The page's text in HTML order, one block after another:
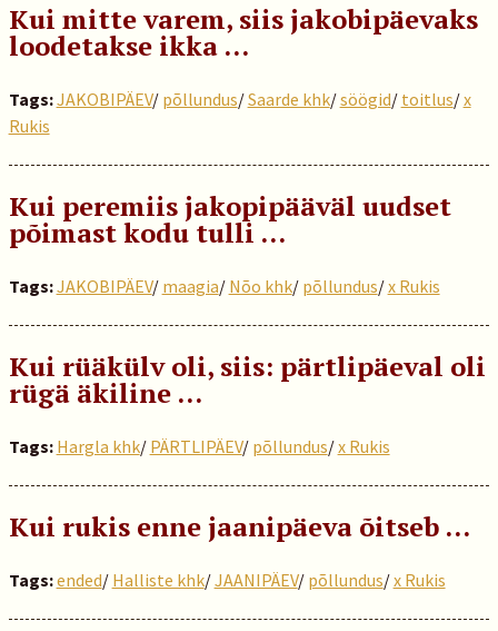
Kui mitte varem, siis jakobipäevaks
loodetakse ikka …
Tags:JAKOBIPÄEV/ põllundus/Saarde khk/söögid/ toitlus/x
Rukis
Kui peremiis jakopipääväl uudset
põimast kodu tulli …
Tags:JAKOBIPÄEV/ maagia/ Nõo khk/ põllundus/x Rukis
Kui rüäkülv oli, siis: pärtlipäeval oli
rügä äkiline …
Tags: Hargla khk/ PÄRTLIPÄEV/ põllundus/x Rukis
Kui rukis enne jaanipäeva õitseb …
Tags:ended/ Halliste khk/JAANIPÄEV/ põllundus/x Rukis